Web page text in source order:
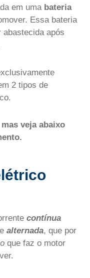
em uma bateria
Essa bateria
abastecida após
2 tipos de
veja abaixo
contínua
alternada, que por
que faz o motor